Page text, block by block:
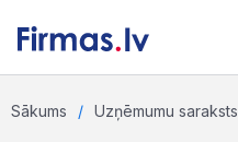
Sākums Uzņēmumu saraksts